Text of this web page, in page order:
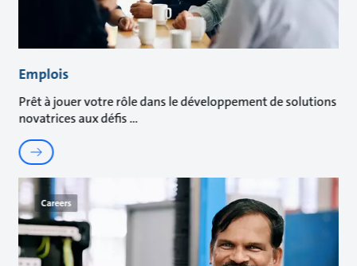
Emplois
Prêt à jouer votre rôle dans le développement de solutions
novatrices aux défis
Careers